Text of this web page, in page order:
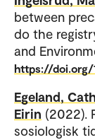
between
do the
and
https://doi.org/
Egeland,
Eirin (2022).
sosiologisk